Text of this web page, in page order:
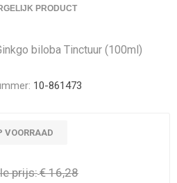
PRODUCT
biloba Tinctuur (100ml)
10-861473
VOORRAAD
prijs:€ 16,28